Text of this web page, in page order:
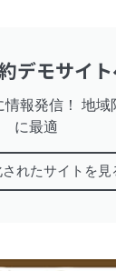
デモサイ
情報発信！ 地域
に最適
れたサイトを見